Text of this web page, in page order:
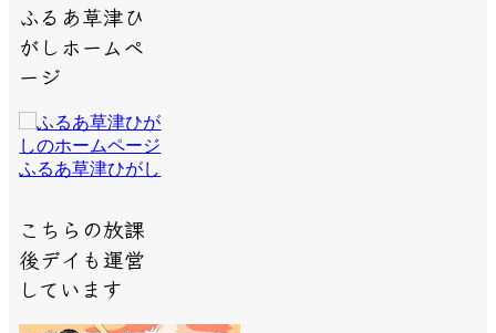
ふるあ草津ひ
がしホームペ
ージ
ふるあ草津ひがし
こちらの放課
後デイも運営
しています